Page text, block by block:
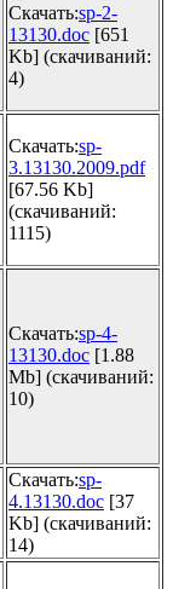
Скачать:sp-2-
13130.doc [651
Kb] (cкачиваний:
4)
Скачать:sp-
3.13130.2009.pdf
[67.56 Kb]
(cкачиваний:
1115)
Скачать:sp-4-
13130.doc [1.88
Mb] (cкачиваний:
10)
Скачать:sp-
4.13130.doc [37
Kb] (cкачиваний:
14)